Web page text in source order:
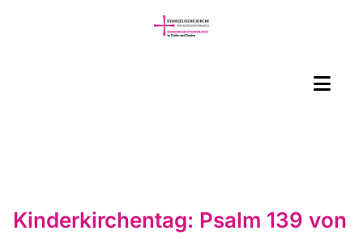
Kinderkirchentag: Psalm 139 von